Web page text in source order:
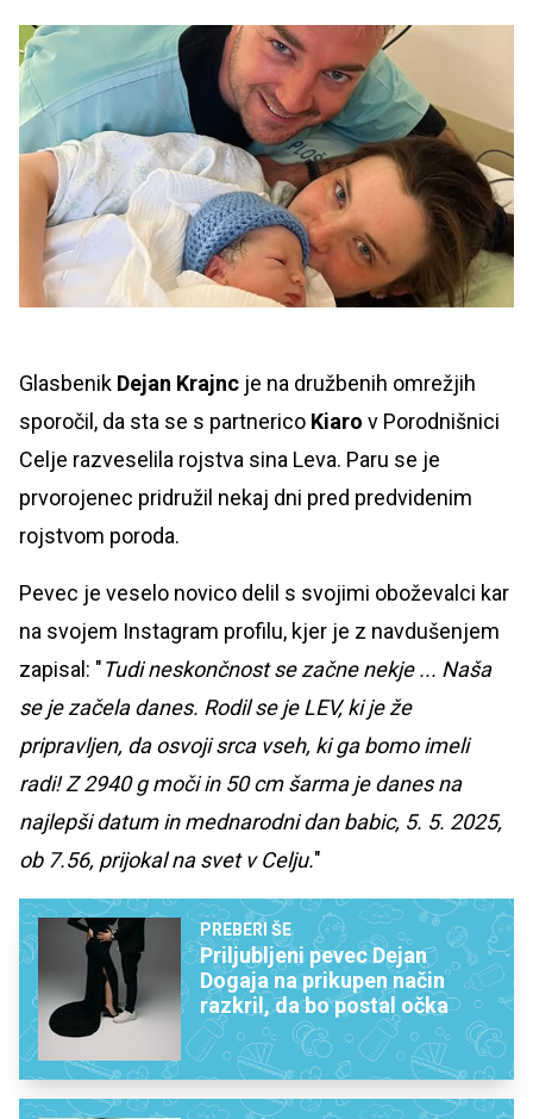
Glasbenik Dejan Krajnc je na družbenih omrežjih
sporočil, da sta se s partnerico Kiaro v Porodnišnici
Celje razveselila rojstva sina Leva. Paru se je
prvorojenec pridružil nekaj dni pred predvidenim
rojstvom poroda.
Pevec je veselo novico delil s svojimi oboževalci kar
na svojem Instagram profilu, kjer je z navdušenjem
zapisal: "Tudi neskončnost se začne nekje ... Naša
se je začela danes. Rodil se je LEV, ki je že
pripravljen, da osvoji srca vseh, ki ga bomo imeli
radi! Z 2940 g moči in 50 cm šarma je danes na
najlepši datum in mednarodni dan babic, 5. 5. 2025,
ob 7.56, prijokal na svet v Celju."
PREBERI ŠE
Priljubljeni pevec Dejan
Dogaja na prikupen način
razkril, da bo postal očka